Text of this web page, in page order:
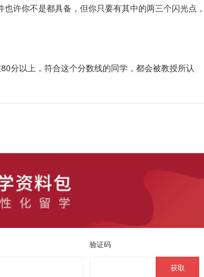
许你不是都具备，但你只要有其中的两三个闪光点，
80分以上，符合这个分数线的同学，都会被教授所认
验证码